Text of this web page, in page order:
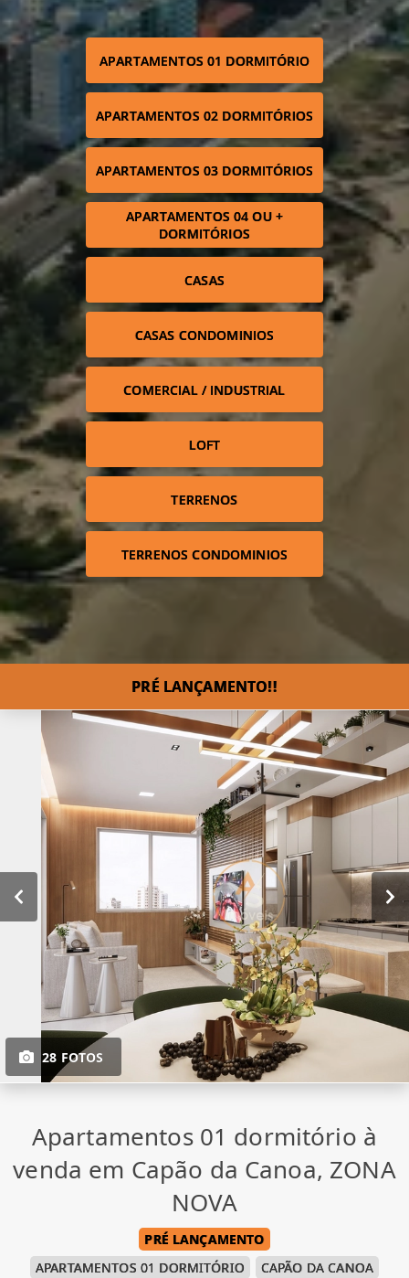
APARTAMENTOS 01 DORMITÓRIO
APARTAMENTOS 02 DORMITÓRIOS
APARTAMENTOS 03 DORMITÓRIOS
APARTAMENTOS 04 OU +
DORMITÓRIOS
CASAS
CASAS CONDOMINIOS
COMERCIAL / INDUSTRIAL
LOFT
TERRENOS
TERRENOS CONDOMINIOS
PRÉ LANÇAMENTO!!
28 FOTOS
Apartamentos 01 dormitório à
venda em Capão da Canoa, ZONA
NOVA
PRÉ LANÇAMENTO
APARTAMENTOS 01 DORMITÓRIO
CAPÃO DA CANOA